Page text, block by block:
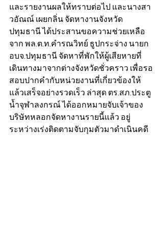
และรายงานผลให้ทราบต่อไป และนางสา
วอัณณ์ เผยกลิ่น จัดหางานจังหวัด
ปทุมธานี ได้ประสานขอความช่วยเหลือ
จาก พล.ต.ท.คำรณวิทย์ ธูปกระจ่าง นายก
อบจ.ปทุมธานี จัดหาที่พักให้ผู้เสียหายที่
เดินทางมาจากต่างจังหวัดชั่วคราว เพื่อรอ
สอบปากคำกับหน่วยงานที่เกี่ยวข้องให้
แล้วเสร็จอย่างรวดเร็ว ล่าสุด ตร.สภ.ประตู
น้ำจุฬาลงกรณ์ ได้ออกหมายจับเจ้าของ
บริษัทหลอกจัดหางานรายนี้แล้ว อยู่
ระหว่างเร่งติดตามจับกุมตัวมาดำเนินคดี